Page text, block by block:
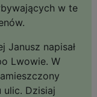
w te
Janusz napisał
Lwowie. W
ulic. Dzisiaj